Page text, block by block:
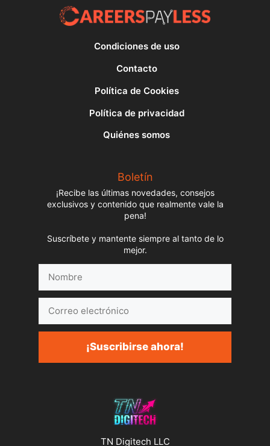
Condiciones de uso
Contacto
Política de Cookies
Política de privacidad
Quiénes somos
Boletín
¡Recibe las últimas novedades, consejos
exclusivos y contenido que realmente vale la
pena!
Suscríbete y mantente siempre al tanto de lo
mejor.
electrónico
¡Suscribirse ahora!
TN Digitech LLC